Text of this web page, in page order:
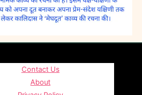
Contact Us
About